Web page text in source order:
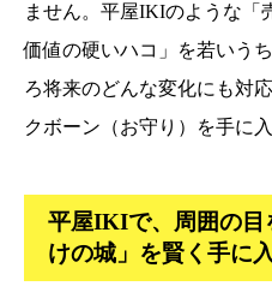
ません。平屋IKIのような「
価値の硬いハコ」を若いう
ろ将来のどんな変化にも対
クボーン（お守り）を手に
平屋IKIで、周囲の目
けの城」を賢く手に